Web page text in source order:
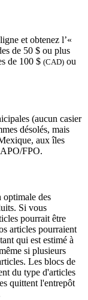
et obtenez l’«
de 50 $ ou plus
de 100 $ (CAD) ou
(aucun casier
désolés, mais
aux îles
FPO.
optimale des
Si vous
pourrait être
articles pourraient
qui est estimé à
si plusieurs
Les blocs de
du type d'articles
quittent l'entrepôt